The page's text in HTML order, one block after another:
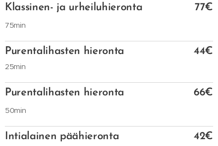
Klassinen- ja urheiluhieronta
75min
77€
Purentalihasten hieronta
25min
44€
Purentalihasten hieronta
50min
66€
Intialainen päähieronta 42€